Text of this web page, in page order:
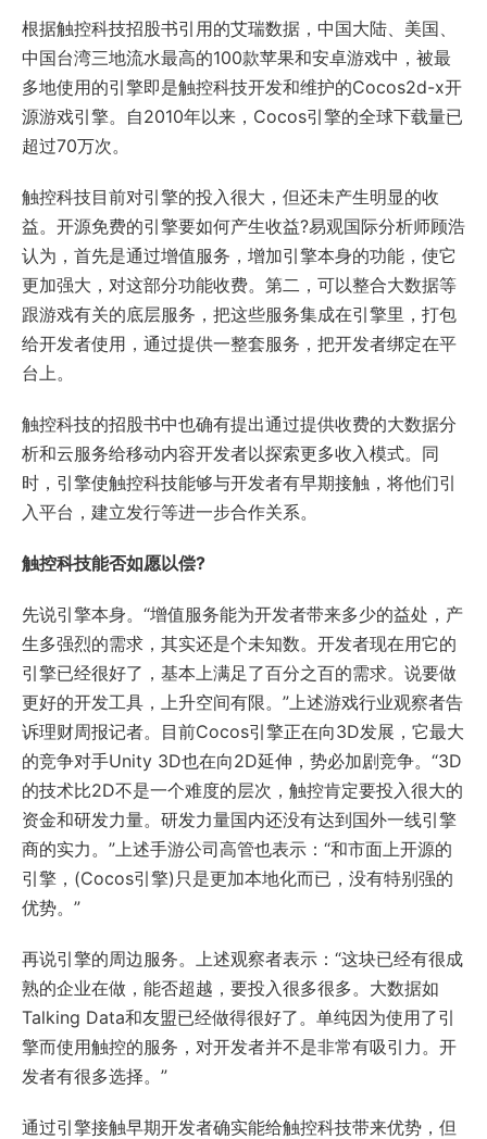
根据触控科技招股书引用的艾瑞数据，中国大陆、美国、
中国台湾三地流水最高的100款苹果和安卓游戏中，被最
多地使用的引擎即是触控科技开发和维护的Cocos2d-x开
源游戏引擎。自2010年以来，Cocos引擎的全球下载量已
超过70万次。
触控科技目前对引擎的投入很大，但还未产生明显的收
益。开源免费的引擎要如何产生收益?易观国际分析师顾浩
认为，首先是通过增值服务，增加引擎本身的功能，使它
更加强大，对这部分功能收费。第二，可以整合大数据等
跟游戏有关的底层服务，把这些服务集成在引擎里，打包
给开发者使用，通过提供一整套服务，把开发者绑定在平
台上。
触控科技的招股书中也确有提出通过提供收费的大数据分
析和云服务给移动内容开发者以探索更多收入模式。同
时，引擎使触控科技能够与开发者有早期接触，将他们引
入平台，建立发行等进一步合作关系。
触控科技能否如愿以偿?
先说引擎本身。“增值服务能为开发者带来多少的益处，产
生多强烈的需求，其实还是个未知数。开发者现在用它的
引擎已经很好了，基本上满足了百分之百的需求。说要做
更好的开发工具，上升空间有限。”上述游戏行业观察者告
诉理财周报记者。目前Cocos引擎正在向3D发展，它最大
的竞争对手Unity 3D也在向2D延伸，势必加剧竞争。“3D
的技术比2D不是一个难度的层次，触控肯定要投入很大的
资金和研发力量。研发力量国内还没有达到国外一线引擎
商的实力。”上述手游公司高管也表示：“和市面上开源的
引擎，(Cocos引擎)只是更加本地化而已，没有特别强的
优势。”
再说引擎的周边服务。上述观察者表示：“这块已经有很成
熟的企业在做，能否超越，要投入很多很多。大数据如
Talking Data和友盟已经做得很好了。单纯因为使用了引
擎而使用触控的服务，对开发者并不是非常有吸引力。开
发者有很多选择。”
通过引擎接触早期开发者确实能给触控科技带来优势，但